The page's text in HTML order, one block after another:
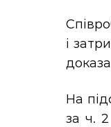
і
На
за ч.